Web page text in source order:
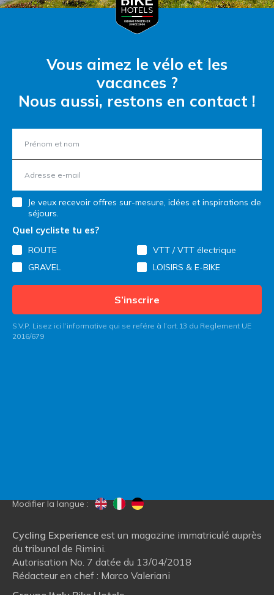
Vous aimez le vélo et les
vacances ?
Nous aussi, restons en contact !
Je veux recevoir offres sur-mesure, idées et inspirations de
séjours.
Quel cycliste tu es?
ROUTE
VTT / VTT électrique
GRAVEL
LOISIRS & E-BIKE
S’inscrire
S.V.P. Lisez ici l’informative qui se refére à l’art.13 du Reglement UE
2016/679
Modifier la langue :
Cycling Experience est un magazine immatriculé auprès
du tribunal de Rimini.
Autorisation No. 7 datée du 13/04/2018
Rédacteur en chef : Marco Valeriani